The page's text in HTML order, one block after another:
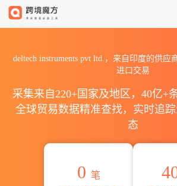
deltech instruments pvt ltd.，来自印度的供应
进口交易
采集来自220+国家及地区，40亿+
全球贸易数据精准查找，实时追
态
0 笔